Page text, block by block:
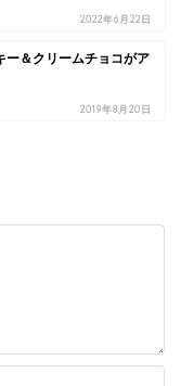
2022年6月22日
＆クリームチョコがア
2019年8月20日